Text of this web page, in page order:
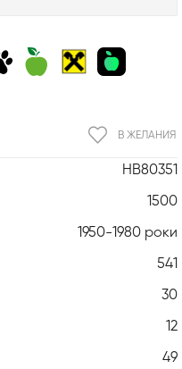
HB80351
1500
1950-1980 роки
541
30
12
49
В ЖЕЛАНИЯ